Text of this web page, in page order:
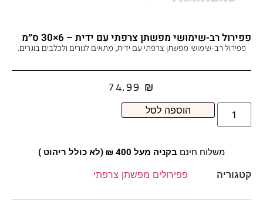
פפירול רב-שימושי מפשתן צרפתי עם ידית – 6×30 ס״מ
פפירול רב-שימושי מפשתן צרפתי עם ידית, מתאים לגורים ולכלבים בוגרים.
74.99 ₪
הוספה לסל
משלוח חינם בקניה מעל 400 ₪ (לא כולל ריהוט )
קטגוריה פפירולים מפשתן צרפתי